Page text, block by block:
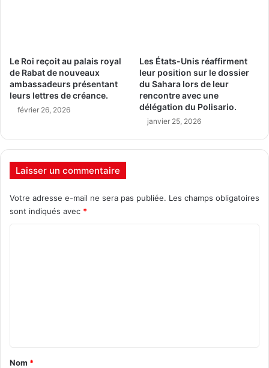
Le Roi reçoit au palais royal
de Rabat de nouveaux
ambassadeurs présentant
leurs lettres de créance.
février 26, 2026
Les États-Unis réaffirment
leur position sur le dossier
du Sahara lors de leur
rencontre avec une
délégation du Polisario.
janvier 25, 2026
Laisser un commentaire
Votre adresse e-mail ne sera pas publiée. Les champs obligatoires
sont indiqués avec *
a
Nom *